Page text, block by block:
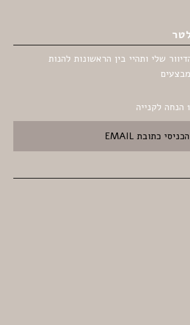
שלי ותהיי בין הראשונות להנות